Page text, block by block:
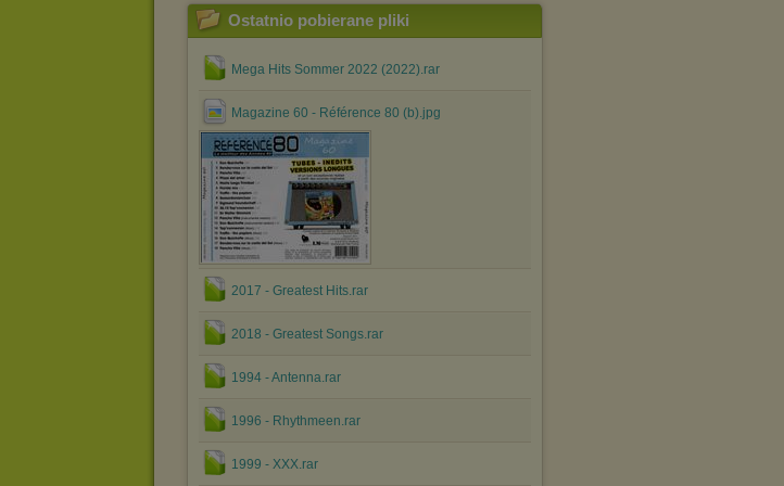
Ostatnio pobierane pliki
Mega Hits Sommer 2022 (2022).rar
Magazine 60 - Référence 80 (b).jpg
2017 - Greatest Hits.rar
2018 - Greatest Songs.rar
1994 - Antenna.rar
1996 - Rhythmeen.rar
1999 - XXX.rar